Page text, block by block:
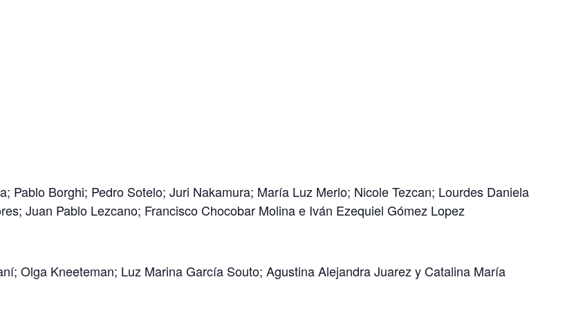
Pablo Borghi; Pedro Sotelo; Juri Nakamura; María Luz Merlo; Nicole Tezcan; Lourdes Daniela
Juan Pablo Lezcano; Francisco Chocobar Molina e Iván Ezequiel Gómez Lopez
Olga Kneeteman; Luz Marina García Souto; Agustina Alejandra Juarez y Catalina María